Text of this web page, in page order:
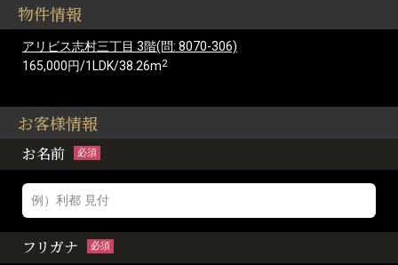
物件情報
アリビス志村三丁目 3階(問: 8070-306)
165,000円/1LDK/38.26m2
お客様情報
お名前 必須
フリガナ 必須